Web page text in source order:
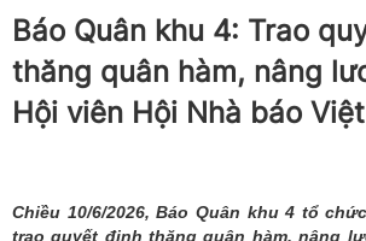
Báo Quân khu 4: Trao
thăng quân hàm, nâng
Hội viên Hội Nhà báo
Chiều 10/6/2026, Báo Quân khu 4 tổ
trao quyết định thăng quân hàm, nâng